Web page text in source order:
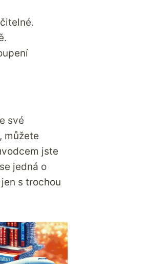
své
můžete
jste
jedná o
s trochou